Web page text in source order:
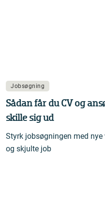
Jobsøgning
Sådan får du CV og
skille sig ud
Styrk jobsøgningen med
og skjulte job